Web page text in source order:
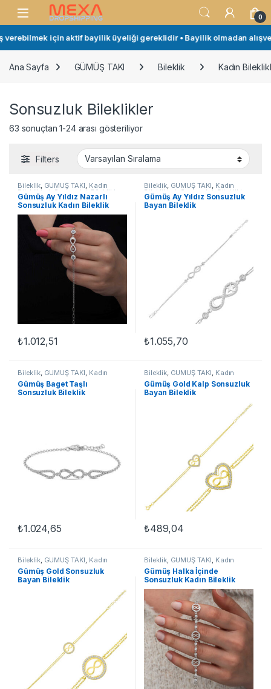
Skip to navigation
Skip to content
Open 0
için aktif bayilik üyeliği gereklidir • Bayilik olmadan
Ana Sayfa GÜMÜŞ TAKI Bileklik Kadın
Sonsuzluk Bileklikler
63 sonuçtan 1-24 arası gösteriliyor
Filters
Bileklik, GÜMÜŞ TAKI, Kadın
Bileklikleri Sonsuzluk Bileklikler
Gümüş Ay Yıldız Nazarlı
Sonsuzluk Kadın Bileklik
₺1.012,51
Bileklik, GÜMÜŞ TAKI, Kadın
Bileklikleri Sonsuzluk Bileklikler
Gümüş Ay Yıldız Sonsuzluk
Bayan Bileklik
₺1.055,70
Bileklik, GÜMÜŞ TAKI, Kadın
Bileklikleri Sonsuzluk Bileklikler
Gümüş Baget Taşlı
Sonsuzluk Bileklik
₺1.024,65
Bileklik, GÜMÜŞ TAKI, Kadın
Bileklikleri, Sonsuzluk Bileklikler
Gümüş Gold Kalp Sonsuzluk
Bayan Bileklik
₺489,04
Bileklik, GÜMÜŞ TAKI Kadın
Bileklikleri Sonsuzluk Bileklikler
Gümüş Gold Sonsuzluk
Bayan Bileklik
Bileklik, GÜMÜŞ TAKI Kadın
Bileklikleri Sonsuzluk Bileklikler
Gümüş Halka İçinde
Sonsuzluk Kadın Bileklik